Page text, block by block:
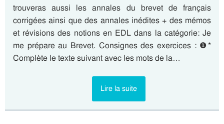
trouveras aussi les annales du brevet de français
corrigées ainsi que des annales inédites + des mémos
et révisions des notions en EDL dans la catégorie: Je
me prépare au Brevet. Consignes des exercices : ❶*
Complète le texte suivant avec les mots de la…
Lire la suite